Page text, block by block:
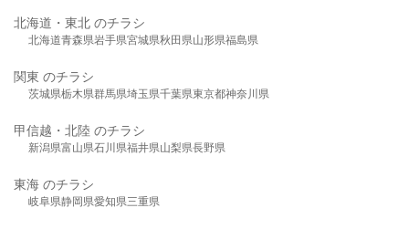
北海道・東北 のチラシ
北海道青森県岩手県宮城県秋田県山形県福島県
関東 のチラシ
茨城県栃木県群馬県埼玉県千葉県東京都神奈川県
甲信越・北陸 のチラシ
新潟県富山県石川県福井県山梨県長野県
東海 のチラシ
岐阜県静岡県愛知県三重県